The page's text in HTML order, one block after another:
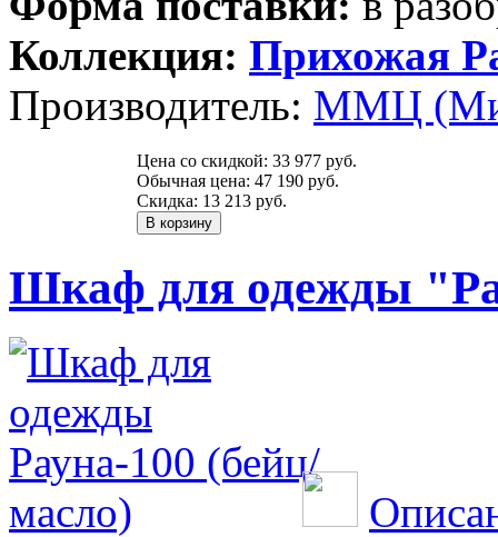
Коллекция: Прихожая
Производитель: ММЦ
Цена со скидкой: 33 977 руб.
Обычная цена: 47 190 руб.
Скидка: 13 213 руб.
Шкаф для одежды